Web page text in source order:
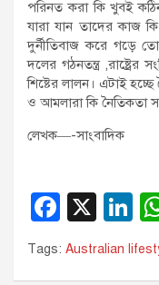
পরিনত করা কি খুবই
যারা যান তাদের কাজ
দুর্নীতিবাজ করে গড়ে
দলের গঠনতন্ত্র
শিষ্টের লালন। এটাই হচ্ছে
ও আমলারা কি নৈতিকতা
লেখক—-সাংবাদিক
F
a
c
X
Li
n
k
Tags: Australian